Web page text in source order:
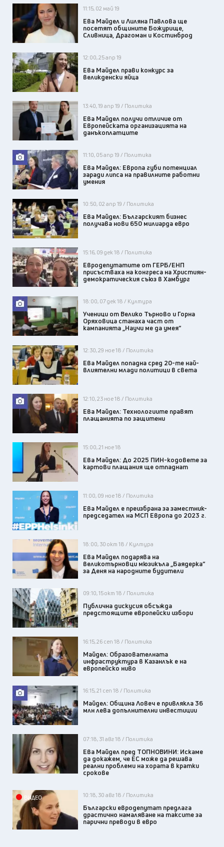
11:15, 02 май 19
Ева Майдел и Лиляна Павлова ще
посетят общините Божурище,
Сливница, Драгоман и Костинброд
12:00, 25 апр 19
Ева Майдел прави конкурс за
великденски яйца
13:40, 19 апр 19 / Политика
Ева Майдел получи отличие от
Европейската организацията на
данъкоплатците
11:10, 05 апр 19 / Политика
Ева Майдел: Европа губи потенциал
заради липса на правилните работни
умения
10:50, 02 апр 19 / Политика
Ева Майдел: Българският бизнес
получава нови 650 милиарда евро
15:16, 09 дек 18 / Политика
Евродепутатите от ГЕРБ/ЕНП
присъстваха на конгреса на Християн-
демократическия съюз в Хамбург
18:00, 07 дек 18 / Култура
Ученици от Велико Търново и Горна
Оряховица станаха част от
кампанията „Научи ме да умея“
12:30, 29 ное 18 / Политика
Ева Майдел попадна сред 20-те най-
влиятелни млади политици в света
12:10, 23 ное 18 / Политика
Ева Майдел: Технологиите правят
плащанията по защитени
15:00, 21 ное 18
Ева Майдел: До 2025 ПИН-кодовете за
картови плащания ще отпаднат
11:00, 09 ное 18 / Политика
Ева Майдел е преизбрана за заместник-
председател на МСП Европа до 2023 г.
18:00, 30 окт 18 / Култура
Ева Майдел подарява на
великотърновци мюзикъла „Баядерка“
за Деня на народните будители
09:10, 15 окт 18 / Политика
Публична дискусия обсъжда
предстоящите европейски избори
16:15, 26 сеп 18 / Политика
Майдел: Образователната
инфраструктура в Казанлък е на
европейско ниво
16:15, 21 сеп 18 / Политика
Майдел: Община Ловеч е привлякла 36
млн лева допълнителни инвестиции
07:18, 31 авг 18 / Политика
Ева Майдел пред ТОПНОВИНИ: Искаме
да докажем, че ЕС може да решава
реални проблеми на хората в кратки
срокове
ВИДЕО 10:18, 30 авг 18 / Политика
Български евродепутат предлага
драстично намаляване на таксите за
парични преводи в евро